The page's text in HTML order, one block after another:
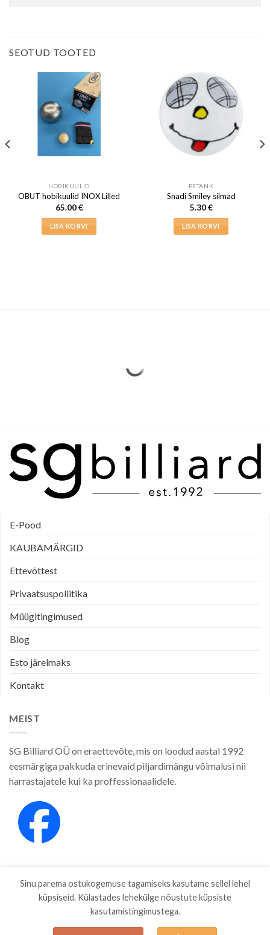
SEOTUD TOOTED
HOBIKUULID
OBUT hobikuulid INOX Lilled
65.00€
LISA KORVI
PETANK
Snadi Smiley silmad
5.30€
LISA KORVI
E-Pood
KAUBAMÄRGID
Ettevõttest
Privaatsuspoliitika
Müügitingimused
Blog
Esto järelmaks
Kontakt
MEIST
SG Billiard OÜ on eraettevõte, mis on loodud aastal 1992
eesmärgiga pakkuda erinevaid piljardimängu võimalusi nii
harrastajatele kui ka proffessionaalidele.
KAUBAMÄRGID ETTEVÕTTEST
PRIVAATSUSPOLIITIKA
Sinu parema ostukogemuse tagamiseks kasutame sellel lehel
küpsiseid. Külastades lehekülge nõustute küpsiste
kasutamistingimustega.